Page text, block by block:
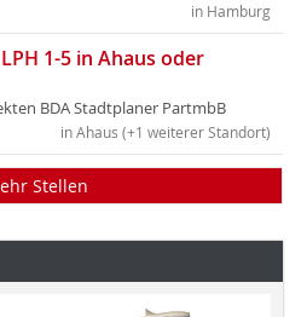
in Hamburg
1-5 in Ahaus oder
BDA Stadtplaner PartmbB
in Ahaus (+1 weiterer Standort)
Stellen